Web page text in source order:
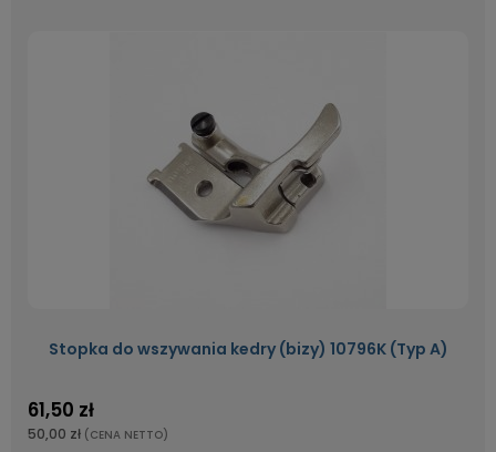
Stopka do wszywania kedry (bizy) 10796K (Typ A)
61,50 zł
50,00 zł (CENA NETTO)